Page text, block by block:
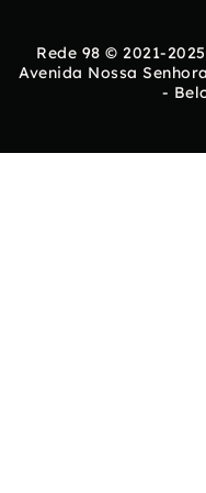
Rede 98 © 2021-
Avenida Nossa
-